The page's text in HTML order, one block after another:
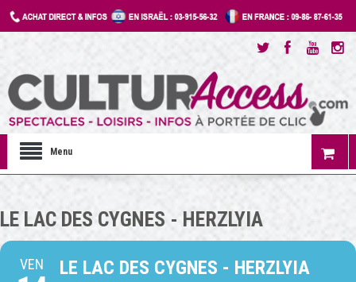
Menu
LE LAC DES CYGNES - HERZLYIA
VEN LE LAC DES CYGNES - HERZLYIA